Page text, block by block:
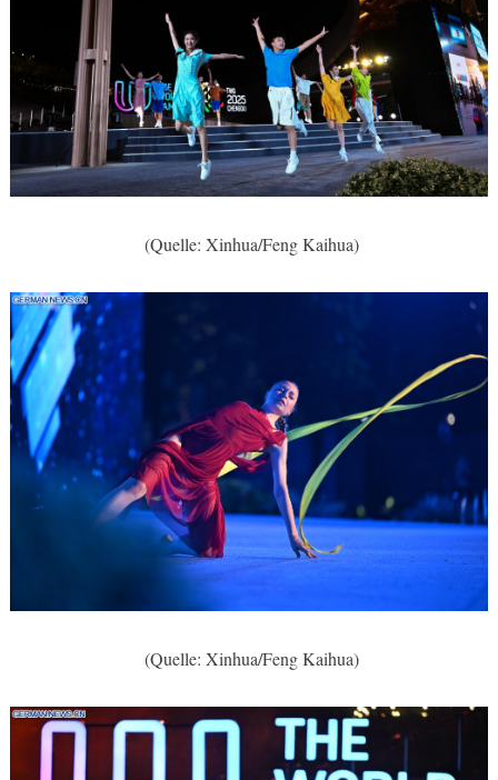
(Quelle: Xinhua/Feng Kaihua)
(Quelle: Xinhua/Feng Kaihua)